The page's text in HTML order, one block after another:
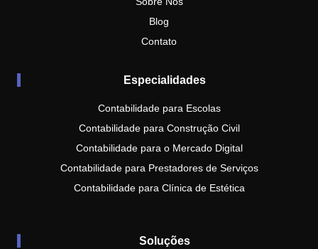
Blog
Contato
Especialidades
Contabilidade para Escolas
Contabilidade para Construção Civil
Contabilidade para o Mercado Digital
Contabilidade para Prestadores de Serviços
Contabilidade para Clínica de Estética
Soluções